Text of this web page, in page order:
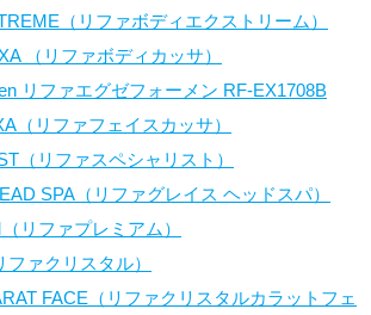
（リファボディエクストリーム）
（リファボディカッサ）
リファエグゼフォーメン RF-EX1708B
（リファフェイスカッサ）
（リファスペシャリスト）
SPA（リファグレイス ヘッドスパ）
リファプレミアム）
ァクリスタル）
FACE（リファクリスタルカラットフェ